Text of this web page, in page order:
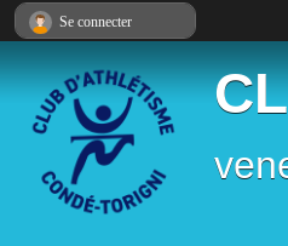
Se connecter
Panneau de gestion des cookies